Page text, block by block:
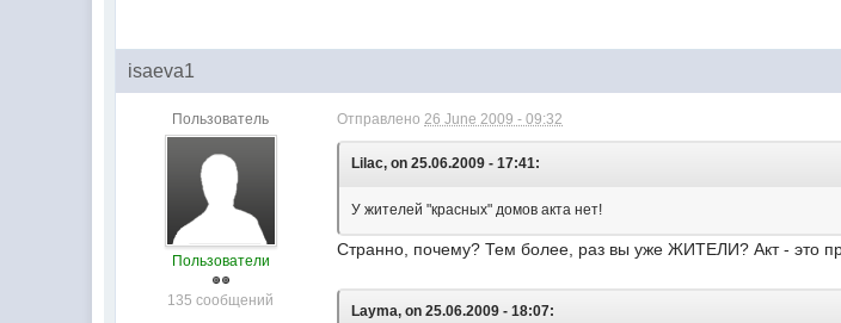
isaeva1
Пользователь
Пользователи
135 сообщений
Отправлено26 June 2009 - 09:32
Lilac, on 25.06.2009 - 17:41:
У жителей "красных" домов акта нет!
Странно, почему? Тем более, раз вы уже ЖИТЕЛИ? Акт - это
Layma, on 25.06.2009 - 18:07: